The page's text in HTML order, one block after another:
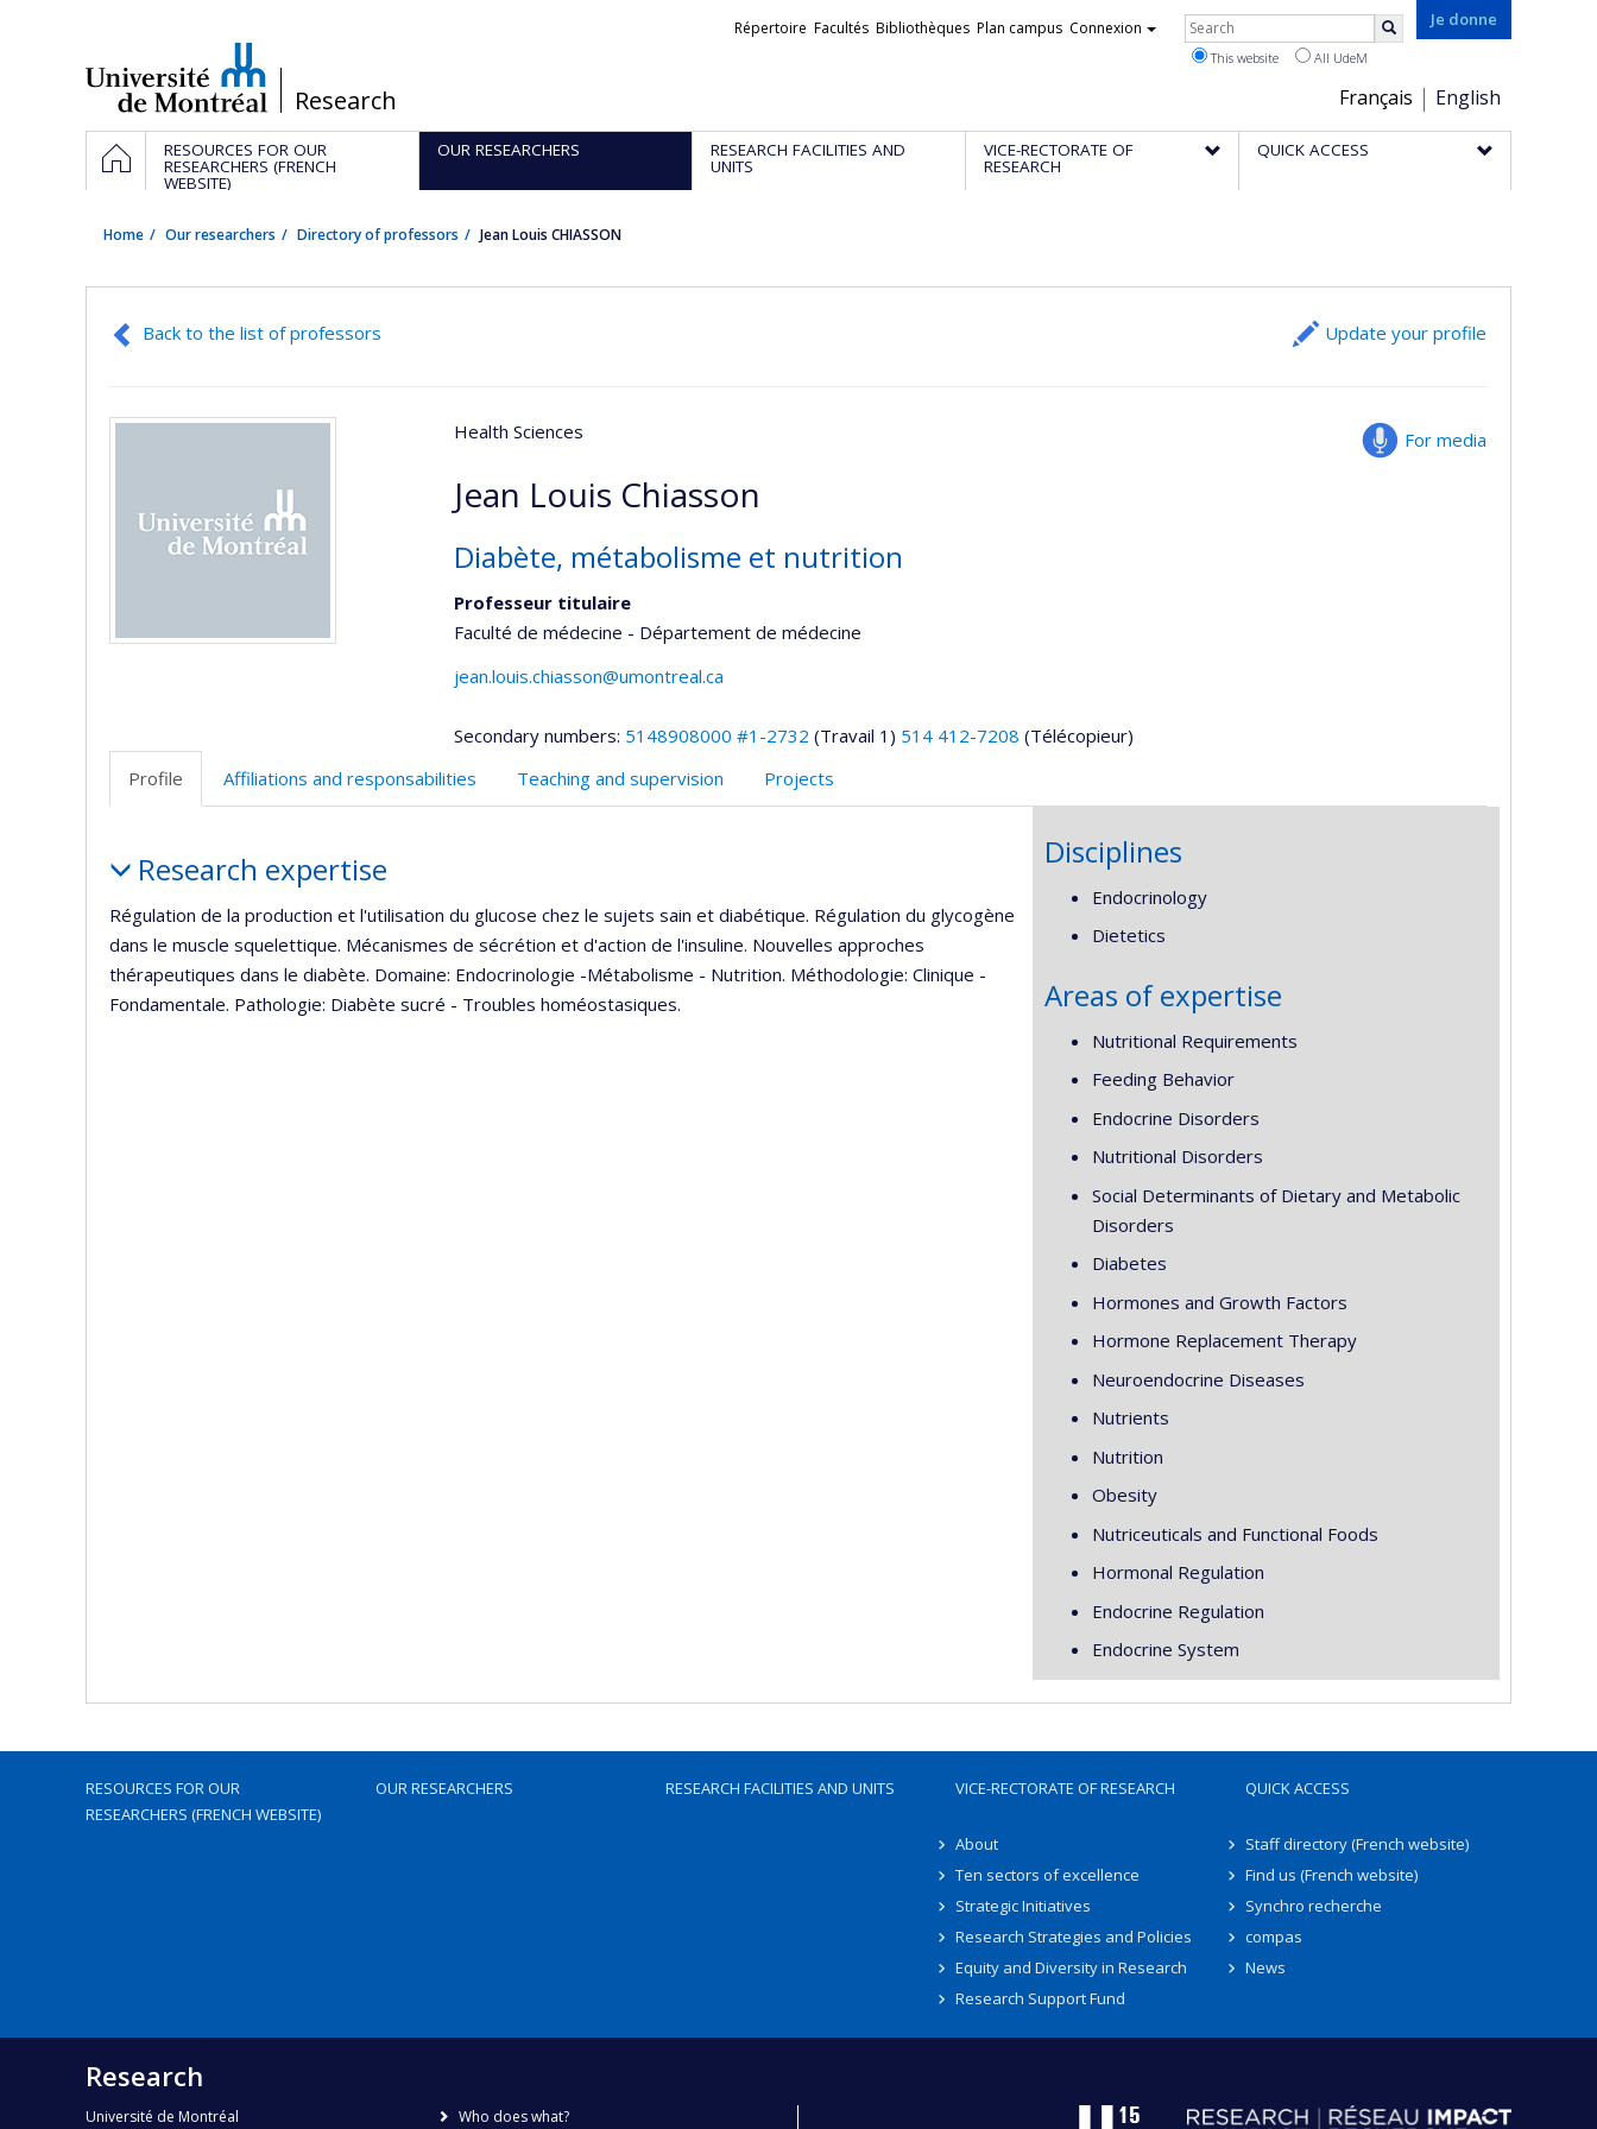
/Research
Je donne
Choix
de
la
Français English
Liens
Répertoire Facultés Bibliothèques Plan campus Connexion Rechercher
This website All UdeM
Navigation
principale
HOMERESOURCES FOR OUR
RESEARCHERS (FRENCH
WEBSITE)
OUR RESEARCHERS RESEARCH FACILITIES AND
UNITS
VICE-RECTORATE OF
RESEARCH
QUICK ACCESS
Home Our researchers Directory of professors Jean Louis CHIASSON
Back to the list of professors Update your profile
For media
Health Sciences
Jean Louis Chiasson
Diabète, métabolisme et nutrition
Professeur titulaire
Faculté de médecine - Département de médecine
jean.louis.chiasson@umontreal.ca
Secondary numbers: 5148908000 #1-2732 (Travail 1) 514 412-7208 (Télécopieur)
Profile
Affiliations and responsabilities Teaching and supervision Projects
Research expertise
Régulation de la production et l'utilisation du glucose chez le sujets sain et diabétique. Régulation du glycogène
dans le muscle squelettique. Mécanismes de sécrétion et d'action de l'insuline. Nouvelles approches
thérapeutiques dans le diabète. Domaine: Endocrinologie -Métabolisme - Nutrition. Méthodologie: Clinique -
Fondamentale. Pathologie: Diabète sucré - Troubles homéostasiques.
Disciplines
Endocrinology
Dietetics
Areas of expertise
Nutritional Requirements
Feeding Behavior
Endocrine Disorders
Nutritional Disorders
Social Determinants of Dietary and Metabolic
Disorders
Diabetes
Hormones and Growth Factors
Hormone Replacement Therapy
Neuroendocrine Diseases
Nutrients
Nutrition
Obesity
Nutriceuticals and Functional Foods
Hormonal Regulation
Endocrine Regulation
Endocrine System
RESOURCES FOR OUR
RESEARCHERS (FRENCH WEBSITE)
OUR RESEARCHERS RESEARCH FACILITIES AND UNITS VICE-RECTORATE OF RESEARCH
About
Ten sectors of excellence
Strategic Initiatives
Research Strategies and Policies
Equity and Diversity in Research
Research Support Fund
QUICK ACCESS
Staff directory (French website)
Find us (French website)
Synchro recherche
compas
News
Research
Université de Montréal Who does what?